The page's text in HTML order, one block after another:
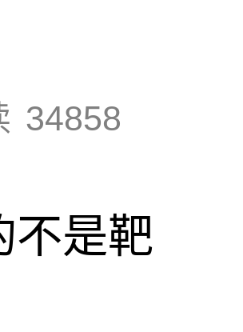
34858
不是靶